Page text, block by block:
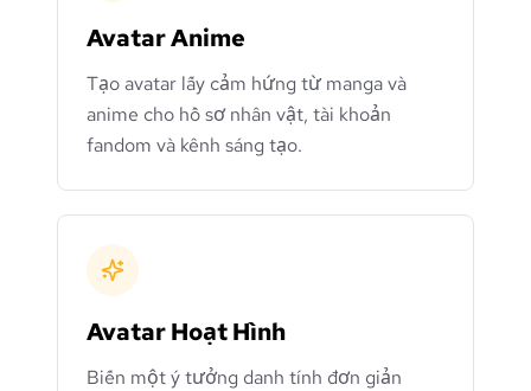
Avatar Anime
Tạo avatar lấy cảm hứng từ manga và
anime cho hồ sơ nhân vật, tài khoản
fandom và kênh sáng tạo.
Avatar Hoạt Hình
Biến một ý tưởng danh tính đơn giản